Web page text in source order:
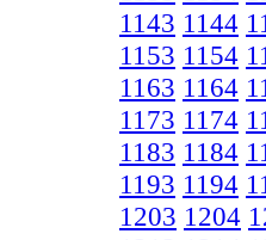
1143 1144
1153 1154
1163 1164
1173 1174
1183 1184
1193 1194
1203 1204